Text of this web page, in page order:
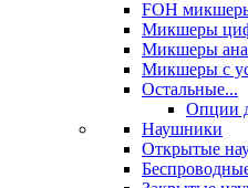
FOH
Микшеры
Микшеры
Микшеры с
Остальные...
Опции
Наушники
Открытые